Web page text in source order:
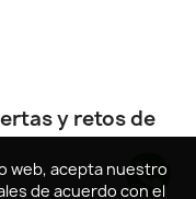
web, acepta nuestro
de acuerdo con el
web, acepta nuestro
de acuerdo con el
y retos de